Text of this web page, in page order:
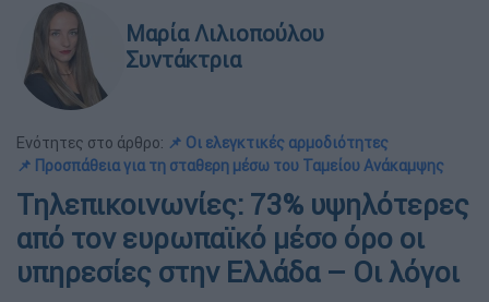
Μαρία Λιλιοπούλου
Συντάκτρια
Ενότητες στο άρθρο: 📌 Οι ελεγκτικές αρμοδιότητες
📌 Προσπάθεια για τη σταθερη μέσω του Ταμείου Ανάκαμψης
Τηλεπικοινωνίες: 73% υψηλότερες
από τον ευρωπαϊκό μέσο όρο οι
υπηρεσίες στην Ελλάδα – Οι λόγοι